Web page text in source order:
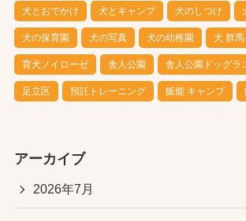
犬とおでかけ 犬とキャンプ 犬のしつけ
犬の保育園 犬の写真 犬の幼稚園 犬 群馬
育犬ノイローゼ 舎人公園 舎人公園ドッグラ
足立区 預託トレーニング 飯能 キャンプ
アーカイブ
2026年7月